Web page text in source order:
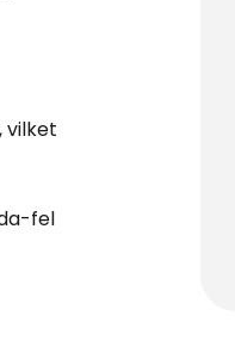
vilket
fel